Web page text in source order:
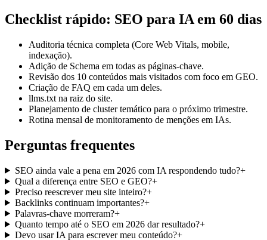
Checklist rápido: SEO para IA em 60 dias
Auditoria técnica completa (Core Web Vitals, mobile,
indexação).
Adição de Schema em todas as páginas-chave.
Revisão dos 10 conteúdos mais visitados com foco em GEO.
Criação de FAQ em cada um deles.
llms.txt na raiz do site.
Planejamento de cluster temático para o próximo trimestre.
Rotina mensal de monitoramento de menções em IAs.
Perguntas frequentes
SEO ainda vale a pena em 2026 com IA respondendo tudo?+
Qual a diferença entre SEO e GEO?+
Preciso reescrever meu site inteiro?+
Backlinks continuam importantes?+
Palavras-chave morreram?+
Quanto tempo até o SEO em 2026 dar resultado?+
Devo usar IA para escrever meu conteúdo?+